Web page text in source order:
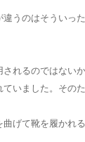
うのはそういっ
れるのではないか
いました。その
げて靴を履かれ